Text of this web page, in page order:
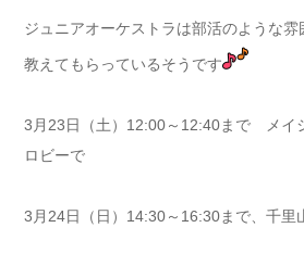
ジュニアオーケストラは部活のような雰
教えてもらっているそうです
3月23日（土）12:00～12:40まで メイ
ロビーで
3月24日（日）14:30～16:30まで、千里